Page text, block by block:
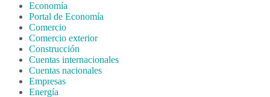
Economía
Portal de Economía
Comercio
Comercio exterior
Construcción
Cuentas internacionales
Cuentas nacionales
Empresas
Energía